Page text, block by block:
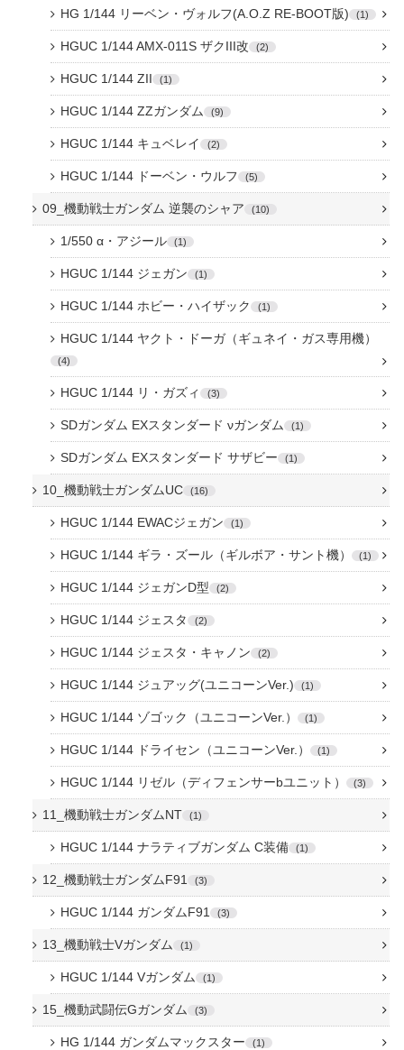
HG 1/144 リーベン・ヴォルフ(A.O.Z RE-BOOT版) 1
HGUC 1/144 AMX-011S ザクIII改 2
HGUC 1/144 ZII 1
HGUC 1/144 ZZガンダム 9
HGUC 1/144 キュベレイ 2
HGUC 1/144 ドーベン・ウルフ 5
09_機動戦士ガンダム 逆襲のシャア 10
1/550 α・アジール 1
HGUC 1/144 ジェガン 1
HGUC 1/144 ホビー・ハイザック 1
HGUC 1/144 ヤクト・ドーガ（ギュネイ・ガス専用機）
4
HGUC 1/144 リ・ガズィ 3
SDガンダム EXスタンダード νガンダム 1
SDガンダム EXスタンダード サザビー 1
10_機動戦士ガンダムUC 16
HGUC 1/144 EWACジェガン 1
HGUC 1/144 ギラ・ズール（ギルボア・サント機） 1
HGUC 1/144 ジェガンD型 2
HGUC 1/144 ジェスタ 2
HGUC 1/144 ジェスタ・キャノン 2
HGUC 1/144 ジュアッグ(ユニコーンVer.) 1
HGUC 1/144 ゾゴック（ユニコーンVer.） 1
HGUC 1/144 ドライセン（ユニコーンVer.） 1
HGUC 1/144 リゼル（ディフェンサーbユニット） 3
11_機動戦士ガンダムNT 1
HGUC 1/144 ナラティブガンダム C装備 1
12_機動戦士ガンダムF91 3
HGUC 1/144 ガンダムF91 3
13_機動戦士Vガンダム 1
HGUC 1/144 Vガンダム 1
15_機動武闘伝Gガンダム 3
HG 1/144 ガンダムマックスター 1